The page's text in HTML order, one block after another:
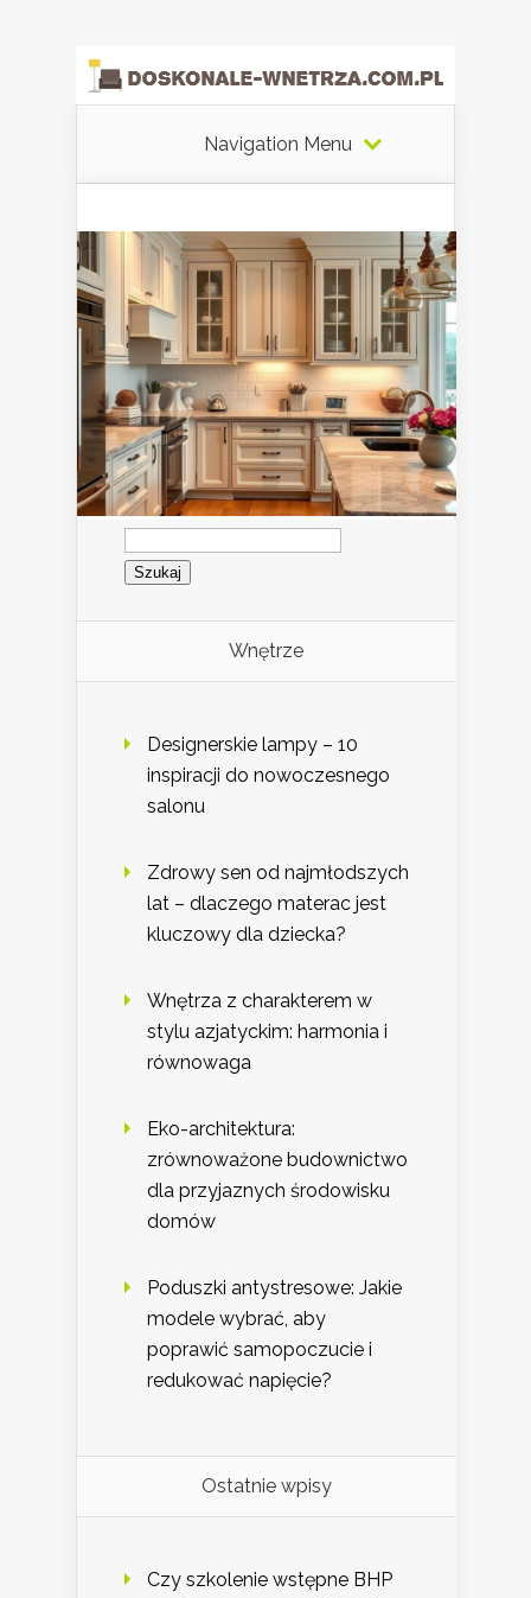
Navigation Menu
Szukaj:
Wnętrze
Designerskie lampy – 10
inspiracji do nowoczesnego
salonu
Zdrowy sen od najmłodszych
lat – dlaczego materac jest
kluczowy dla dziecka?
Wnętrza z charakterem w
stylu azjatyckim: harmonia i
równowaga
Eko-architektura:
zrównoważone budownictwo
dla przyjaznych środowisku
domów
Poduszki antystresowe: Jakie
modele wybrać, aby
poprawić samopoczucie i
redukować napięcie?
Ostatnie wpisy
Czy szkolenie wstępne BHP